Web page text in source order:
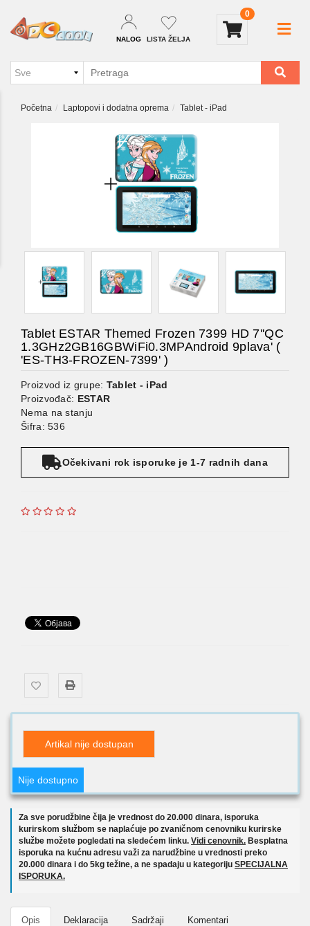
NALOG LISTA ŽELJA
0
Početna Laptopovi i dodatna oprema Tablet - iPad
Tablet ESTAR Themed Frozen 7399 HD 7''QC
1.3GHz2GB16GBWiFi0.3MPAndroid 9plava' (
'ES-TH3-FROZEN-7399' )
Proizvod iz grupe: Tablet - iPad
Proizvođač: ESTAR
Nema na stanju
Šifra: 536
Očekivani rok isporuke je 1-7 radnih dana
Artikal nije dostupan
Nije dostupno
Za sve porudžbine čija je vrednost do 20.000 dinara, isporuka
kurirskom službom se naplaćuje po zvaničnom cenovniku kurirske
službe možete pogledati na sledećem linku. Vidi cenovnik. Besplatna
isporuka na kućnu adresu važi za narudžbine u vrednosti preko
20.000 dinara i do 5kg težine, a ne spadaju u kategoriju SPECIJALNA
ISPORUKA.
Opis Deklaracija Sadržaji Komentari